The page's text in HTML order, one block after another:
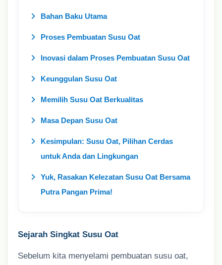
Bahan Baku Utama
Proses Pembuatan Susu Oat
Inovasi dalam Proses Pembuatan Susu Oat
Keunggulan Susu Oat
Memilih Susu Oat Berkualitas
Masa Depan Susu Oat
Kesimpulan: Susu Oat, Pilihan Cerdas
untuk Anda dan Lingkungan
Yuk, Rasakan Kelezatan Susu Oat Bersama
Putra Pangan Prima!
Sejarah Singkat Susu Oat
Sebelum kita menyelami pembuatan susu oat,